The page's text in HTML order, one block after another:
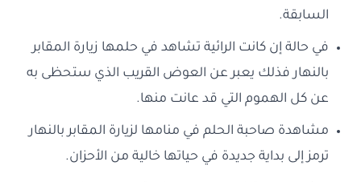
السابقة.
في حالة إن كانت الرائية تشاهد في حلمها زيارة المقابر
بالنهار فذلك يعبر عن العوض القريب الذي ستحظى به
عن كل الهموم التي قد عانت منها.
مشاهدة صاحبة الحلم في منامها لزيارة المقابر بالنهار
ترمز إلى بداية جديدة في حياتها خالية من الأحزان.